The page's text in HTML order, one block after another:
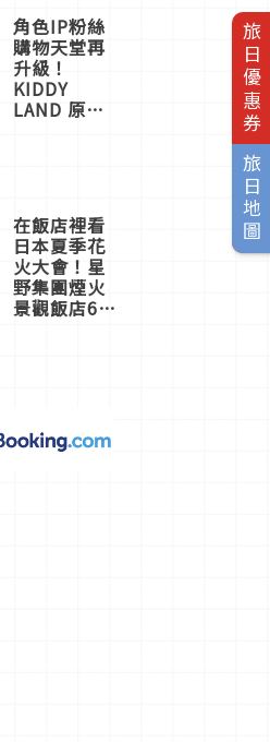
旅日優惠券
旅日地圖
一同給出了
答案
角色IP粉絲
購物天堂再
升級！
KIDDY
LAND 原宿
店3分即達
在飯店裡看
日本夏季花
火大會！星
野集團煙火
景觀飯店6